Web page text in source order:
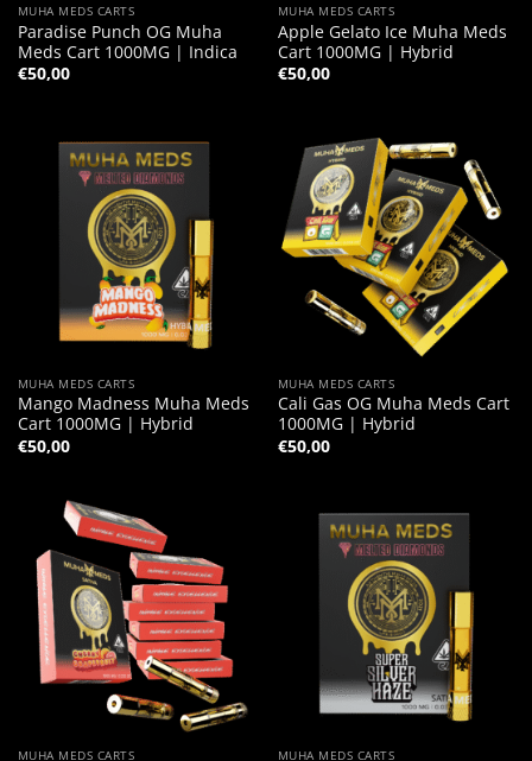
MUHA MEDS CARTS
Paradise Punch OG Muha
Meds Cart 1000MG | Indica
€50,00
MUHA MEDS CARTS
Apple Gelato Ice Muha Meds
Cart 1000MG | Hybrid
€50,00
MUHA MEDS CARTS
Mango Madness Muha Meds
Cart 1000MG | Hybrid
€50,00
MUHA MEDS CARTS
Cali Gas OG Muha Meds Cart
1000MG | Hybrid
€50,00
MUHA MEDS CARTS MUHA MEDS CARTS